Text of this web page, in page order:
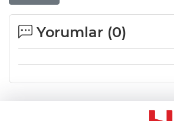
Yorumlar (0)